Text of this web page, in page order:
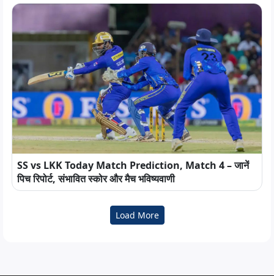
SS vs LKK Today Match Prediction, Match 4 – जानें
पिच रिपोर्ट, संभावित स्कोर और मैच भविष्यवाणी
Load More